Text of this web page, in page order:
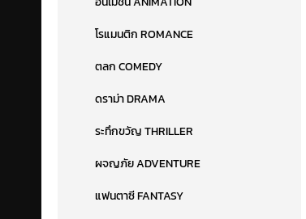
โรแมนติก ROMANCE
ตลก COMEDY
ดราม่า DRAMA
ระทึกขวัญ THRILLER
ผจญภัย ADVENTURE
แฟนตาซี FANTASY